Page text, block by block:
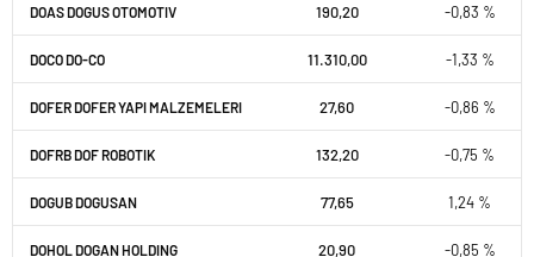
DOAS DOGUS OTOMOTIV 190,20 -0,83 %
DOCO DO-CO 11.310,00 -1,33 %
DOFER DOFER YAPI MALZEMELERI 27,60 -0,86 %
DOFRB DOF ROBOTIK 132,20 -0,75 %
DOGUB DOGUSAN 77,65 1,24 %
DOHOL DOGAN HOLDING 20,90 -0,85 %